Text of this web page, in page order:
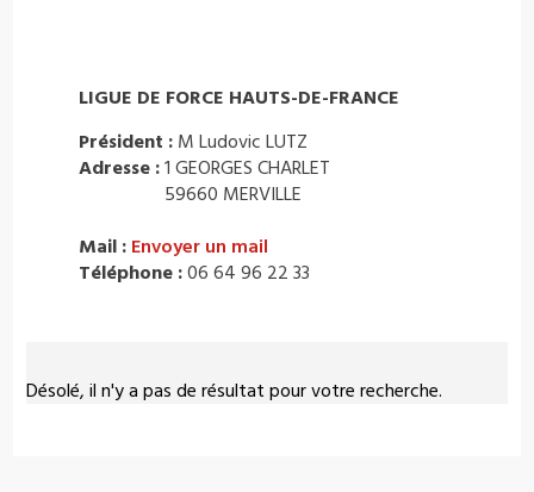
Désolé, il n'y a pas de résultat pour votre recherche.
LIGUE DE FORCE HAUTS-DE-FRANCE
Président : M Ludovic LUTZ
Adresse :1 GEORGES CHARLET
59660 MERVILLE
Mail : Envoyer un mail
Téléphone :06 64 96 22 33